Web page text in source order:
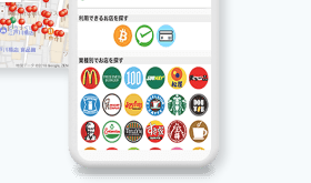
STAUB三井アウトレッ
ービスがスタートしました。
SHOP 代官山店様のサービ
。（計10店舗）